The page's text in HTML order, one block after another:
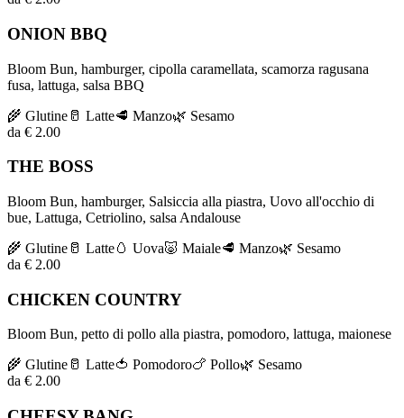
ONION BBQ
Bloom Bun, hamburger, cipolla caramellata, scamorza ragusana
fusa, lattuga, salsa BBQ
🌾 Glutine 🥛 Latte🥩 Manzo🌿 Sesamo
da € 2.00
THE BOSS
Bloom Bun, hamburger, Salsiccia alla piastra, Uovo all'occhio di
bue, Lattuga, Cetriolino, salsa Andalouse
🌾 Glutine 🥛 Latte🥚 Uova🐷 Maiale🥩 Manzo🌿 Sesamo
da € 2.00
CHICKEN COUNTRY
Bloom Bun, petto di pollo alla piastra, pomodoro, lattuga, maionese
🌾 Glutine 🥛 Latte🍅 Pomodoro🍗 Pollo🌿 Sesamo
da € 2.00